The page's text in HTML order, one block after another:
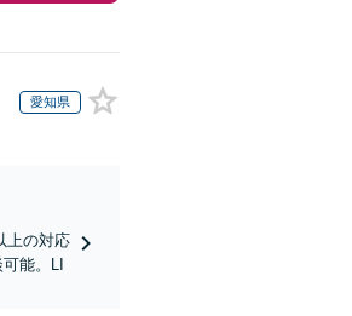
愛知県
上の対応
能。LI